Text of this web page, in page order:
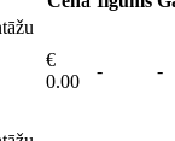
€
0.00
- -